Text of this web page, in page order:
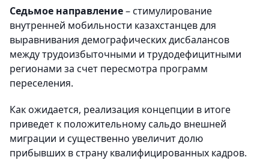
Седьмое направление– стимулирование
внутренней мобильности казахстанцев для
выравнивания демографических дисбалансов
между трудоизбыточными и трудодефицитными
регионами за счет пересмотра программ
переселения.
Как ожидается, реализация концепции в итоге
приведет к положительному сальдо внешней
миграции и существенно увеличит долю
прибывших в страну квалифицированных кадров.